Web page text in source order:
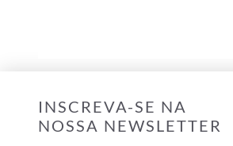
INSCREVA-SE NA
NOSSA NEWSLETTER